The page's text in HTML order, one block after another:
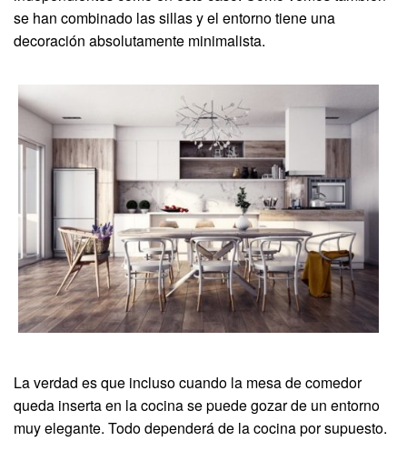
se han combinado las sillas y el entorno tiene una
decoración absolutamente minimalista.
La verdad es que incluso cuando la mesa de comedor
queda inserta en la cocina se puede gozar de un entorno
muy elegante. Todo dependerá de la cocina por supuesto.